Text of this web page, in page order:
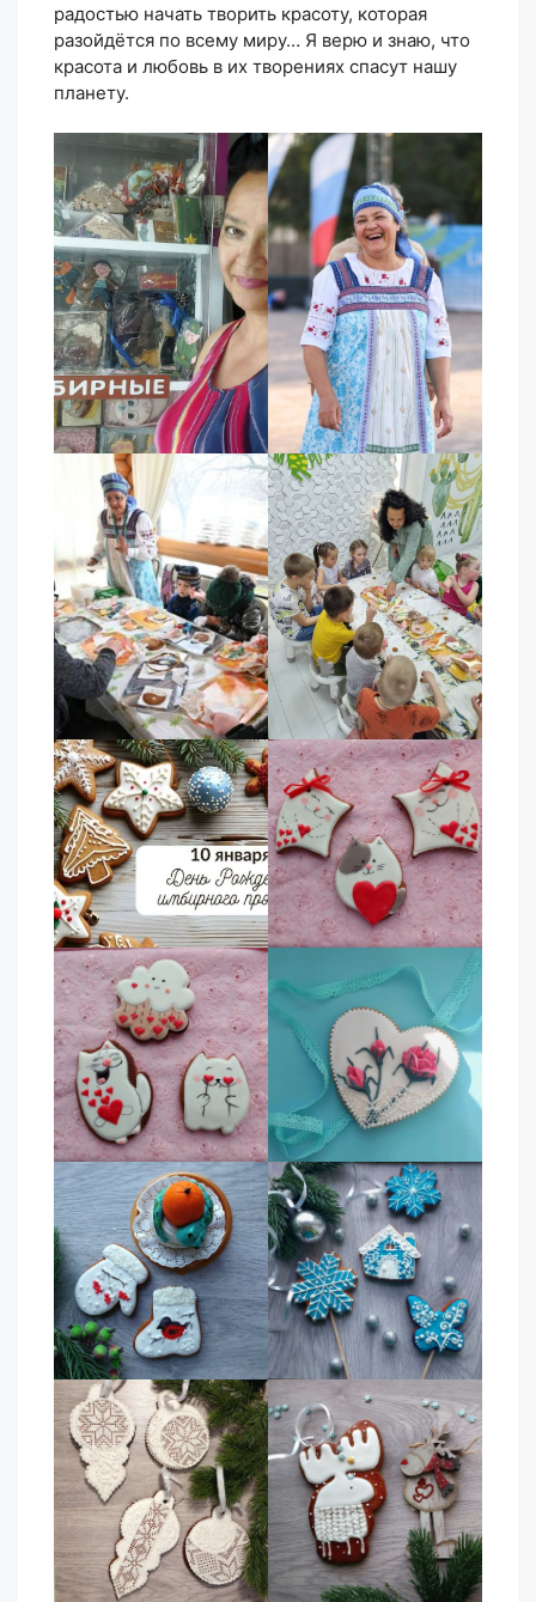
радостью начать творить красоту, которая
разойдётся по всему миру… Я верю и знаю, что
красота и любовь в их творениях спасут нашу
планету.